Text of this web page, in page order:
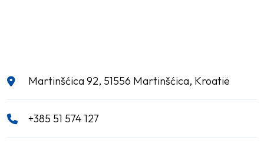
Martinšćica 92, 51556 Martinšćica, Kroatië
+385 51 574 127